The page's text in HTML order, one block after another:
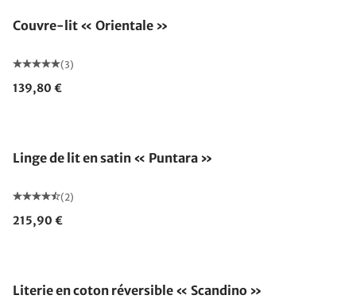
Couvre-lit « Orientale »
(3)
139,80 €
Linge de lit en satin « Puntara »
(2)
215,90 €
Literie en coton réversible « Scandino »